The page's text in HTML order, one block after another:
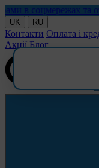
соцмережах та
UK RU
Контакти Оплата і
Акції Блог